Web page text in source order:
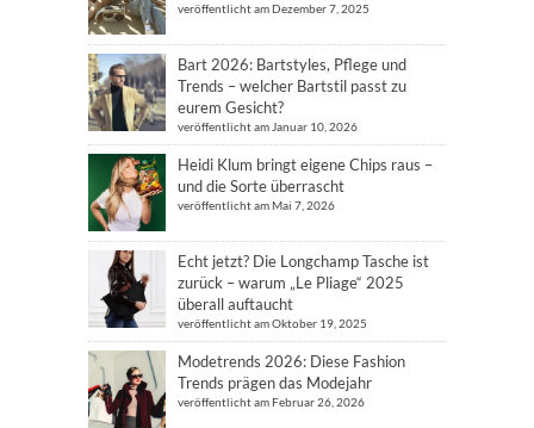
veröffentlicht am Dezember 7, 2025
Bart 2026: Bartstyles, Pflege und
Trends – welcher Bartstil passt zu
eurem Gesicht?
veröffentlicht am Januar 10, 2026
Heidi Klum bringt eigene Chips raus –
und die Sorte überrascht
veröffentlicht am Mai 7, 2026
Echt jetzt? Die Longchamp Tasche ist
zurück – warum „Le Pliage“ 2025
überall auftaucht
veröffentlicht am Oktober 19, 2025
Modetrends 2026: Diese Fashion
Trends prägen das Modejahr
veröffentlicht am Februar 26, 2026